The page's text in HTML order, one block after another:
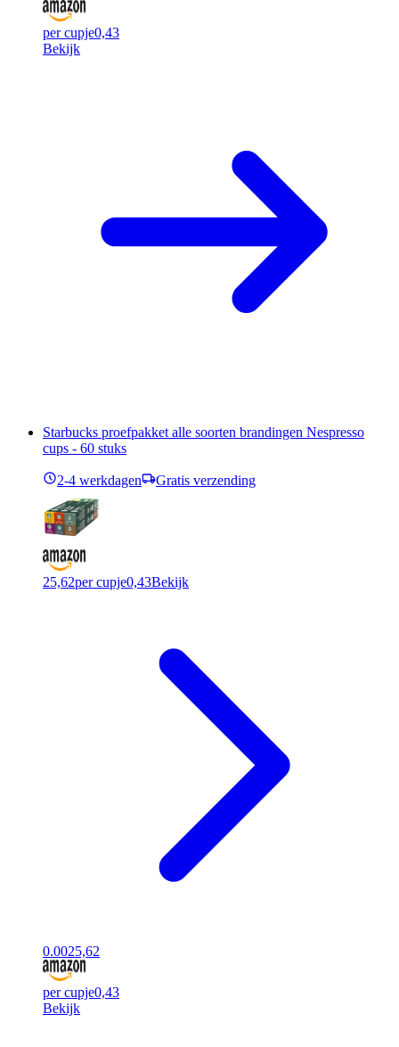
per cupje0,43
Bekijk
Starbucks proefpakket alle soorten brandingen Nespresso
cups - 60 stuks
2-4 werkdagen Gratis verzending
25,62per cupje0,43Bekijk
0.0025,62
per cupje0,43
Bekijk